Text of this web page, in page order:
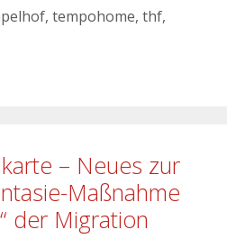
, tempohome, thf,
– Neues zur
Maßnahme
der Migration